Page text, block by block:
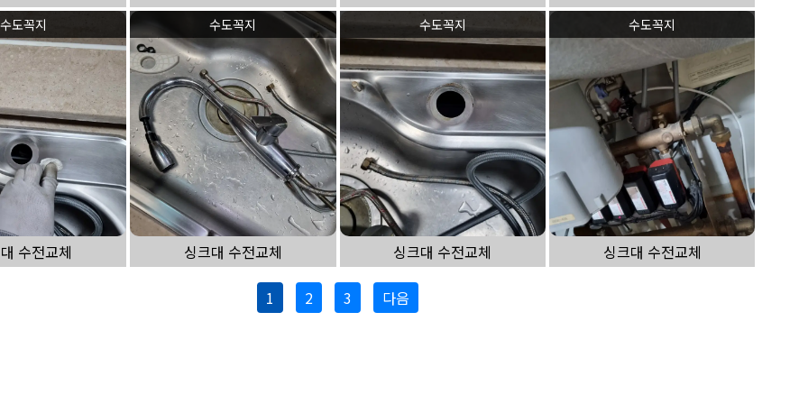
수도꼭지
수전교체
수도꼭지
싱크대 수전교체
수도꼭지
싱크대 수전교체
수도꼭지
싱크대 수전교체
1 2 3 다음